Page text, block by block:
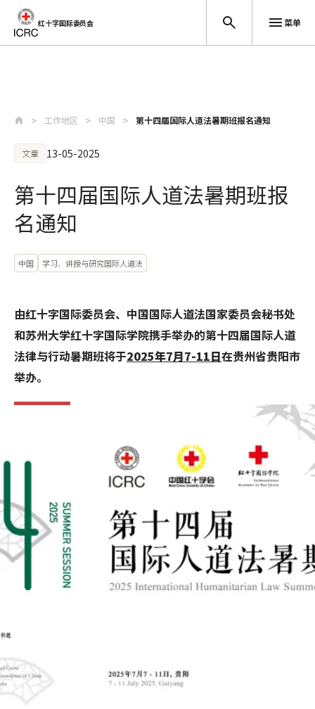
红十字国际委员会 菜单
工作地区 中国 第十四届国际人道法暑期班报名通知
文章 13-05-2025
第十四届国际人道法暑期班报
名通知
中国 学习、讲授与研究国际人道法
由红十字国际委员会、中国国际人道法国家委员会秘书处
和苏州大学红十字国际学院携手举办的第十四届国际人道
法律与行动暑期班将于2025年7月7-11日在贵州省贵阳市
举办。